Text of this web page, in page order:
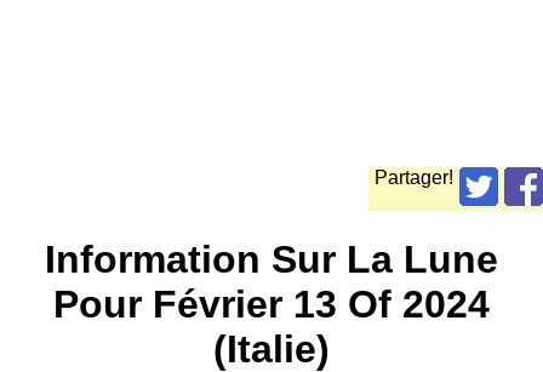
Partager!
Information Sur La Lune
Pour Février 13 Of 2024
(Italie)